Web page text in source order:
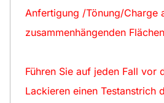
Anfertigung /Tönung/Charge
zusammenhängenden
Führen Sie auf jeden Fall vor
Lackieren einen Testanstrich